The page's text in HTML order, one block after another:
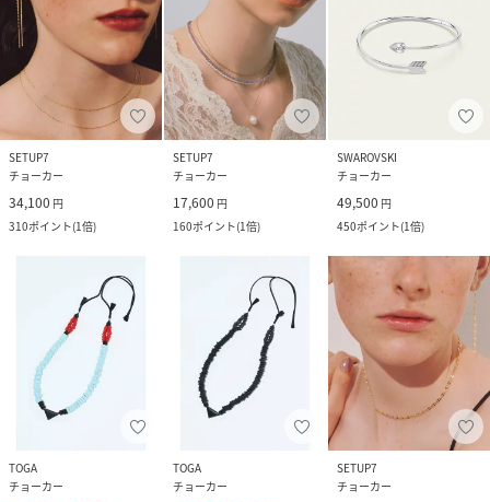
SETUP7
チョーカー
34,100 円
310ポイント(1倍)
SETUP7
チョーカー
17,600 円
160ポイント(1倍)
SWAROVSKI
チョーカー
49,500 円
450ポイント(1倍)
TOGA
チョーカー
TOGA
チョーカー
SETUP7
チョーカー